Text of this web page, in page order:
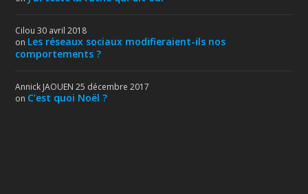
Cilou 30 avril 2018
on Les réseaux sociaux modifieraient-ils nos
comportements ?
Annick JAOUEN 25 décembre 2017
on C’est quoi Noël ?